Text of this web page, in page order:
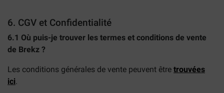
6. CGV et Confidentialité
6.1 Où puis-je trouver les termes et conditions de vente
de Brekz ?
Les conditions générales de vente peuvent être trouvées
ici.